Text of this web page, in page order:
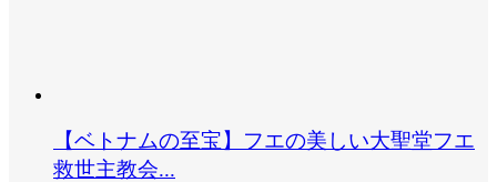
【ベトナムの至宝】フエの美しい大聖堂フエ
救世主教会...